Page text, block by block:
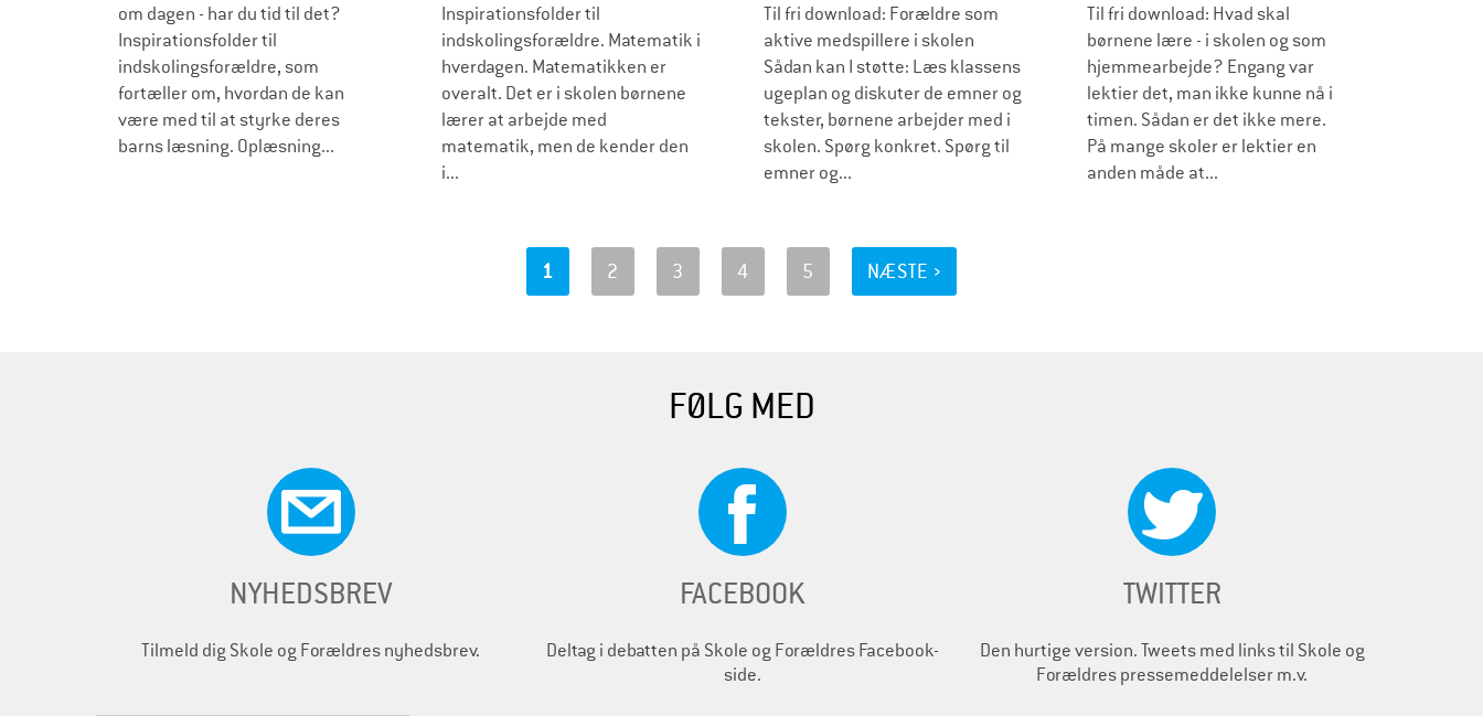
om dagen - har du tid til det?
Inspirationsfolder til
indskolingsforældre, som
fortæller om, hvordan de kan
være med til at styrke deres
barns læsning. Oplæsning...
Inspirationsfolder til
indskolingsforældre. Matematik i
hverdagen. Matematikken er
overalt. Det er i skolen børnene
lærer at arbejde med
matematik, men de kender den
i...
Til fri download: Forældre som
aktive medspillere i skolen
Sådan kan I støtte: Læs klassens
ugeplan og diskuter de emner og
tekster, børnene arbejder med i
skolen. Spørg konkret. Spørg til
emner og...
Til fri download: Hvad skal
børnene lære - i skolen og som
hjemmearbejde? Engang var
lektier det, man ikke kunne nå i
timen. Sådan er det ikke mere.
På mange skoler er lektier en
anden måde at...
1 2 3 4 5 NÆSTE ›
FØLG MED
NYHEDSBREV
Tilmeld dig Skole og Forældres nyhedsbrev.
FACEBOOK
Deltag i debatten på Skole og Forældres Facebook-
side.
TWITTER
Den hurtige version. Tweets med links til Skole og
Forældres pressemeddelelser m.v.